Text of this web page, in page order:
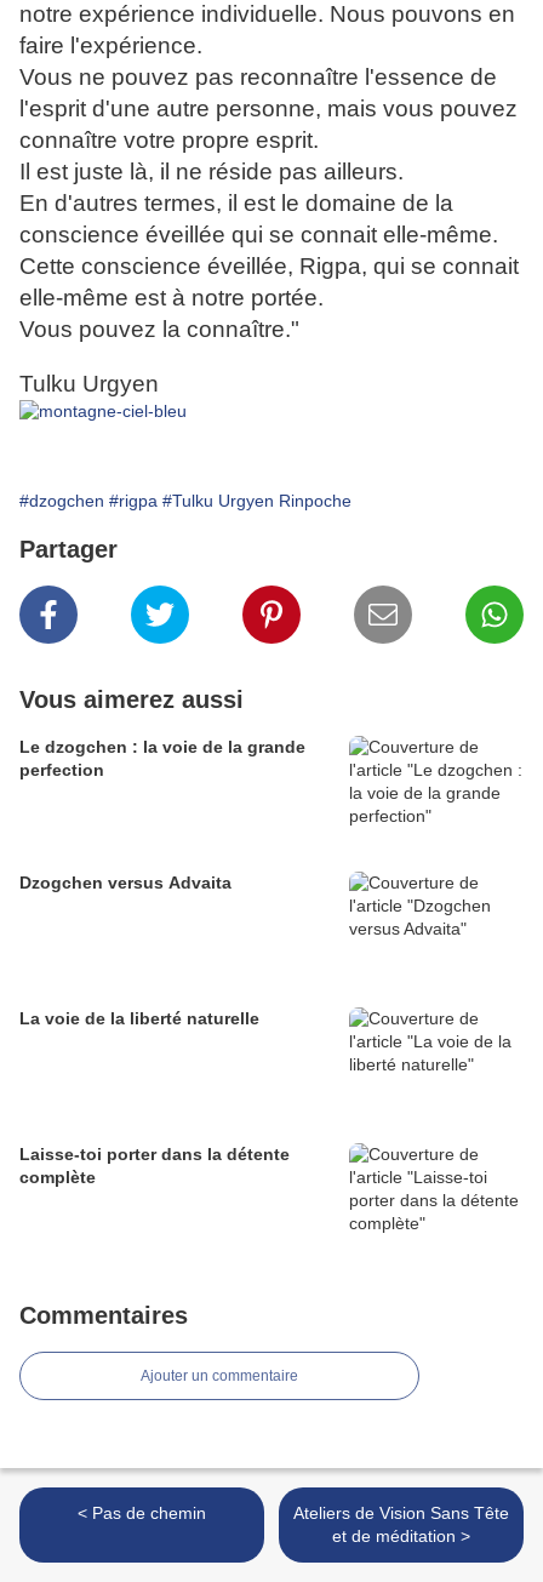
notre expérience individuelle. Nous pouvons en
faire l'expérience.
Vous ne pouvez pas reconnaître l'essence de
l'esprit d'une autre personne, mais vous pouvez
connaître votre propre esprit.
Il est juste là, il ne réside pas ailleurs.
En d'autres termes, il est le domaine de la
conscience éveillée qui se connait elle-même.
Cette conscience éveillée, Rigpa, qui se connait
elle-même est à notre portée.
Vous pouvez la connaître."
Tulku Urgyen
#dzogchen #rigpa #Tulku Urgyen Rinpoche
Partager
Vous aimerez aussi
Le dzogchen : la voie de la grande
perfection
Dzogchen versus Advaita
La voie de la liberté naturelle
Laisse-toi porter dans la détente
complète
Commentaires
Ajouter un commentaire
< Pas de chemin
Ateliers de Vision Sans Tête
et de méditation >